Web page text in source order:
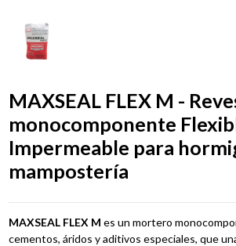
MAXSEAL FLEX M -
monocomponente
Impermeable para
mampostería
MAXSEAL FLEX M es un mortero
cementos, áridos y aditivos especiales, que